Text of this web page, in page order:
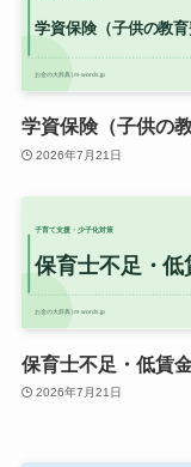
学資保険（子供の教
2026年7月21日
保育士不足・低賃
2026年7月21日